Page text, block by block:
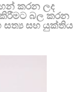
කරන ලද
බල කරන
සත්‍ය සහ යුක්තිය